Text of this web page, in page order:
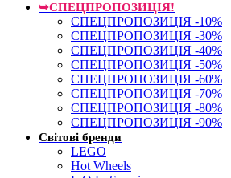
➥СПЕЦПРОПОЗИЦІЯ!
СПЕЦПРОПОЗИЦІЯ -10%
СПЕЦПРОПОЗИЦІЯ -30%
СПЕЦПРОПОЗИЦІЯ -40%
СПЕЦПРОПОЗИЦІЯ -50%
СПЕЦПРОПОЗИЦІЯ -60%
СПЕЦПРОПОЗИЦІЯ -70%
СПЕЦПРОПОЗИЦІЯ -80%
СПЕЦПРОПОЗИЦІЯ -90%
Світові бренди
LEGO
Hot Wheels